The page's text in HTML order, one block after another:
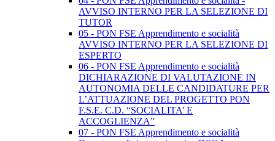
AVVISO INTERNO PER LA SELEZIONE DI
TUTOR
05 - PON FSE Apprendimento e socialità
AVVISO INTERNO PER LA SELEZIONE DI
ESPERTO
06 - PON FSE Apprendimento e socialità
DICHIARAZIONE DI VALUTAZIONE IN
AUTONOMIA DELLE CANDIDATURE PER
L’ATTUAZIONE DEL PROGETTO PON
F.S.E. C.D. “SOCIALITA’ E
ACCOGLIENZA”
07 - PON FSE Apprendimento e socialità